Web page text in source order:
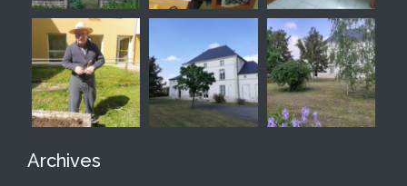
Archives